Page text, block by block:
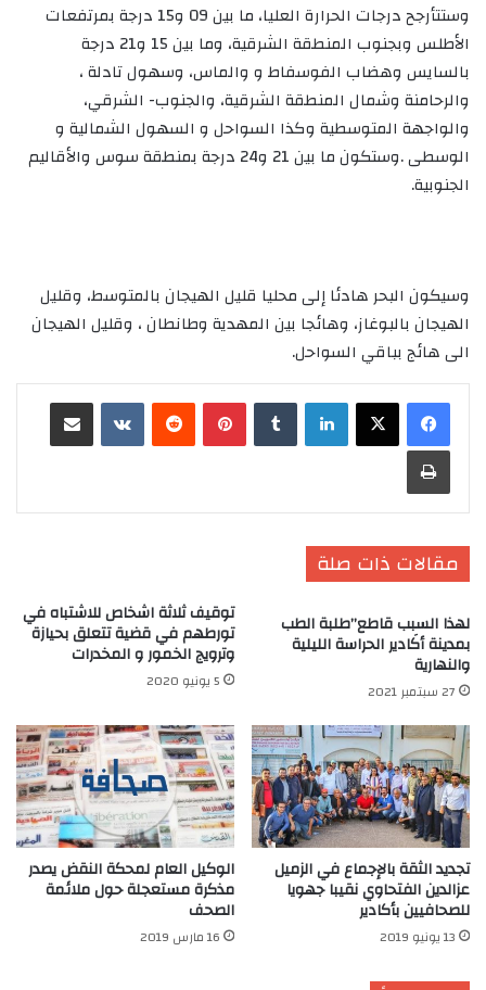
وستتأرجح درجات الحرارة العليا، ما بين 09 و15 درجة بمرتفعات
الأطلس وبجنوب المنطقة الشرقية، وما بين 15 و21 درجة
بالسايس وهضاب الفوسفاط و والماس، وسهول تادلة ،
والرحامنة وشمال المنطقة الشرقية، والجنوب- الشرقي،
والواجهة المتوسطية وكذا السواحل و السهول الشمالية و
الوسطى .وستكون ما بين 21 و24 درجة بمنطقة سوس والأقاليم
الجنوبية.
وسيكون البحر هادئا إلى محليا قليل الهيجان بالمتوسط، وقليل
الهيجان بالبوغاز، وهائجا بين المهدية وطانطان ، وقليل الهيجان
الى هائج بباقي السواحل.
لينكدإن بينتيريست
طباعة
مقالات ذات صلة
لهذا السبب قاطع”طلبة الطب
بمدينة أكَادير الحراسة الليلية
والنهارية
27 سبتمبر 2021
توقيف ثلاثة اشخاص للاشتباه في
تورطهم في قضية تتعلق بحيازة
وترويج الخمور و المخدرات
5 يونيو 2020
تجديد الثقة بالإجماع في الزميل
عزالدين الفتحاوي نقيبا جهويا
للصحافيين بأكادير
13 يونيو 2019
الوكيل العام لمحكة النقض يصدر
مذكرة مستعجلة حول ملائمة
الصحف
16 مارس 2019